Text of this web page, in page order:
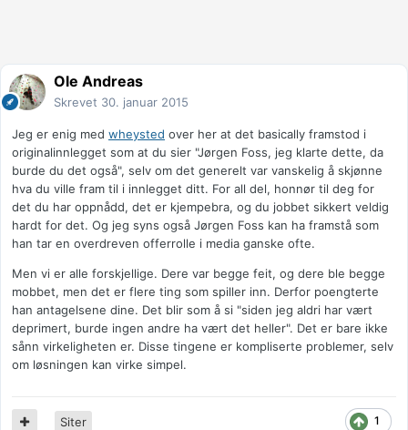
Ole Andreas
Skrevet 30. januar 2015
Jeg er enig med wheysted over her at det basically framstod i
originalinnlegget som at du sier "Jørgen Foss, jeg klarte dette, da
burde du det også", selv om det generelt var vanskelig å skjønne
hva du ville fram til i innlegget ditt. For all del, honnør til deg for
det du har oppnådd, det er kjempebra, og du jobbet sikkert veldig
hardt for det. Og jeg syns også Jørgen Foss kan ha framstå som
han tar en overdreven offerrolle i media ganske ofte.
Men vi er alle forskjellige. Dere var begge feit, og dere ble begge
mobbet, men det er flere ting som spiller inn. Derfor poengterte
han antagelsene dine. Det blir som å si "siden jeg aldri har vært
deprimert, burde ingen andre ha vært det heller". Det er bare ikke
sånn virkeligheten er. Disse tingene er kompliserte problemer, selv
om løsningen kan virke simpel.
1
Siter